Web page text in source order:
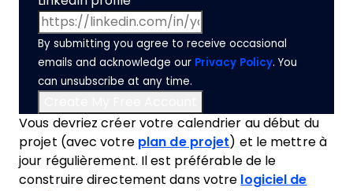
By submitting you agree to receive occasional
emails and acknowledge our Privacy Policy. You
can unsubscribe at any time.
Vous devriez créer votre calendrier au début du
projet (avec votre plan de projet ) et le mettre à
jour régulièrement. Il est préférable de le
construire directement dans votre logiciel de